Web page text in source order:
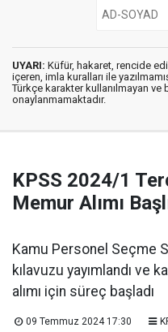
UYARI: Küfür, hakaret, rencide
içeren, imla kuralları ile
Türkçe karakter kullanılmayan ve
onaylanmamaktadır.
KPSS 2024/1
Memur Alımı
Kamu Personel Seçme
kılavuzu yayımlandı ve
alımı için süreç başladı
09 Temmuz 2024 17:30